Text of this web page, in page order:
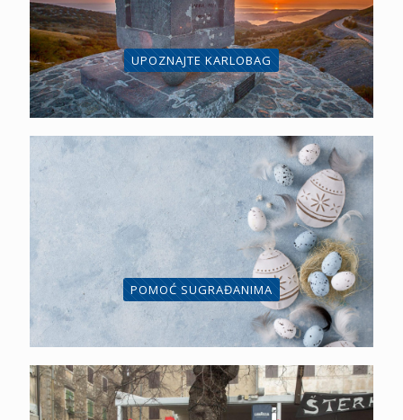
UPOZNAJTE KARLOBAG
POMOĆ SUGRAĐANIMA